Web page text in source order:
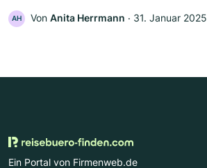
AH Von Anita Herrmann ‧ 31. Januar 2025
Ein Portal von Firmenweb.de